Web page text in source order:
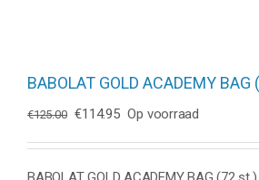
BABOLAT GOLD ACADEMY BAG
€125.00 Oorspronkelijke
was:
€125.00.
€114.95Huidige
is:
€114.95.
Op voorraad